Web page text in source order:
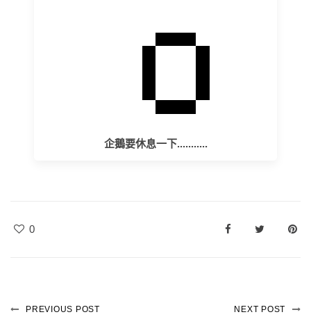
企鵝要休息一下...........
0
PREVIOUS POST NEXT POST